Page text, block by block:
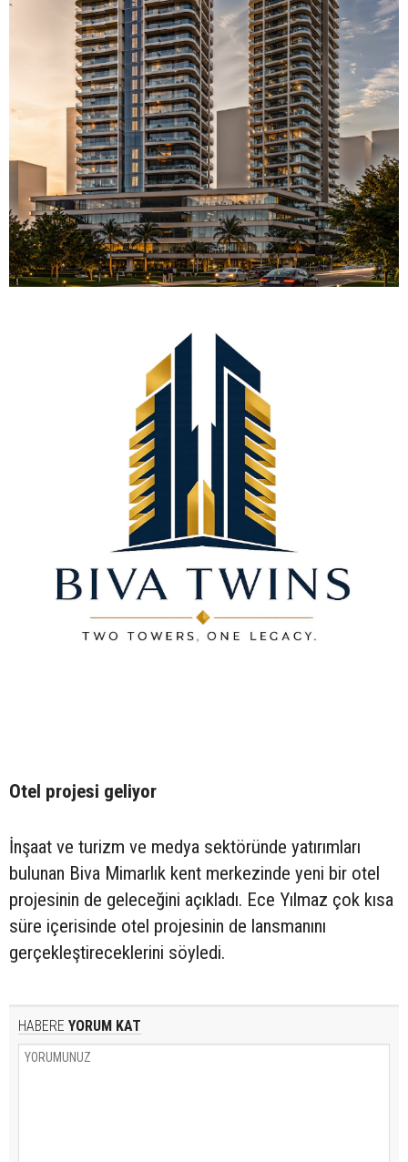
Otel projesi geliyor
İnşaat ve turizm ve medya sektöründe yatırımları
bulunan Biva Mimarlık kent merkezinde yeni bir otel
projesinin de geleceğini açıkladı. Ece Yılmaz çok kısa
süre içerisinde otel projesinin de lansmanını
gerçekleştireceklerini söyledi.
HABERE YORUM KAT